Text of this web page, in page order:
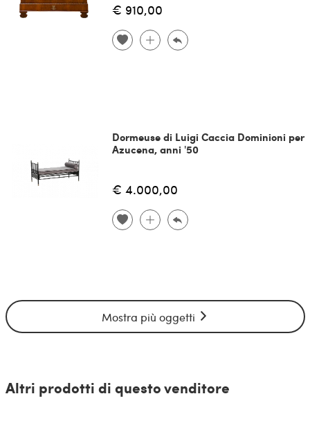
€ 910,00
Dormeuse di Luigi Caccia Dominioni per
Azucena, anni '50
€ 4.000,00
Mostra più oggetti
Altri prodotti di questo venditore